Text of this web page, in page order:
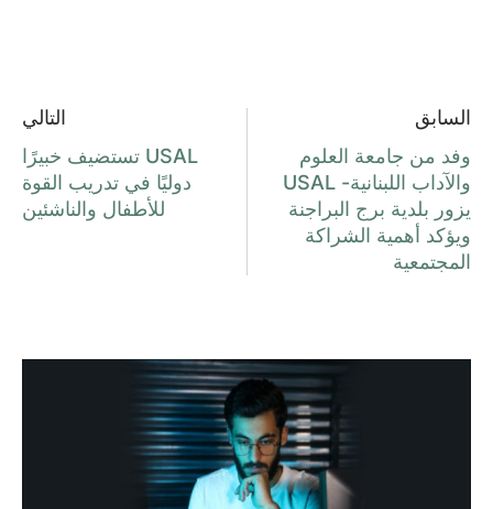
السابق
وفد من جامعة العلوم
والآداب اللبنانية- USAL
يزور بلدية برج البراجنة
ويؤكد أهمية الشراكة
المجتمعية
التالي
USAL تستضيف خبيرًا
دوليًا في تدريب القوة
للأطفال والناشئين